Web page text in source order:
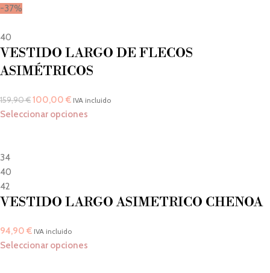
-37%
40
VESTIDO LARGO DE FLECOS
ASIMÉTRICOS
159,90€100,00 € IVA incluido
Seleccionar opciones
34
40
42
VESTIDO LARGO ASIMETRICO CHENOA
94,90 € IVA incluido
Seleccionar opciones